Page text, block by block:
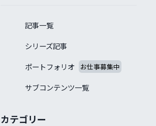
記事一覧
シリーズ記事
ポートフォリオ
サブコンテンツ一覧
カテゴリー